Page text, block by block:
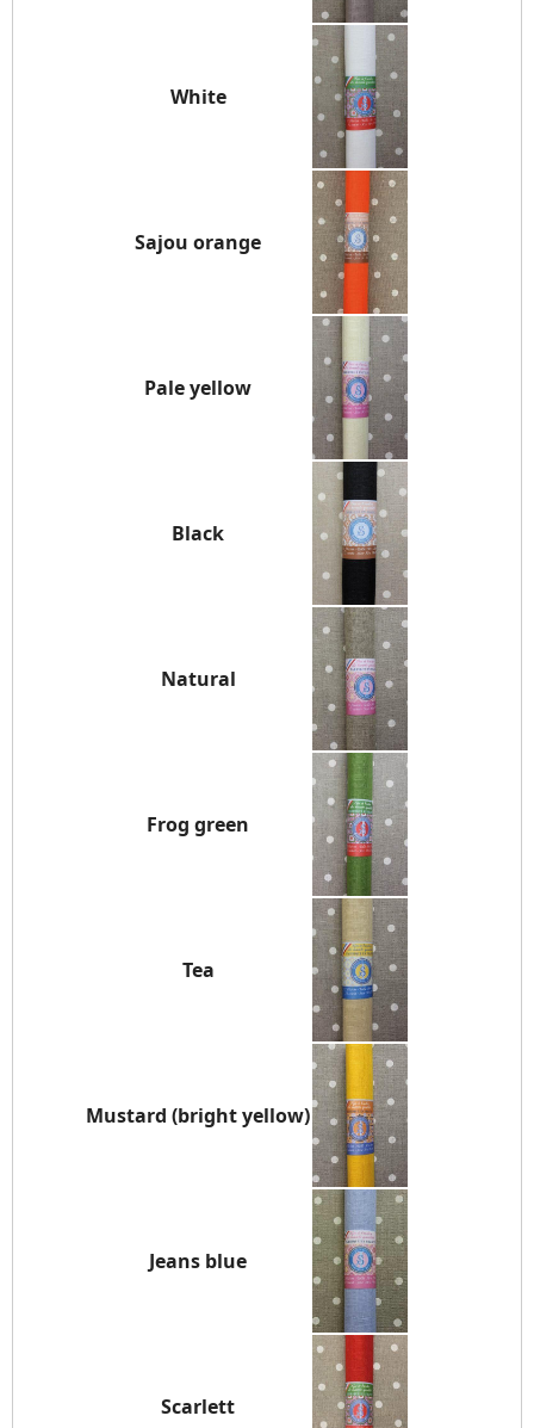
White
Sajou orange
Pale yellow
Black
Natural
Frog green
Tea
Mustard (bright yellow)
Jeans blue
Scarlett